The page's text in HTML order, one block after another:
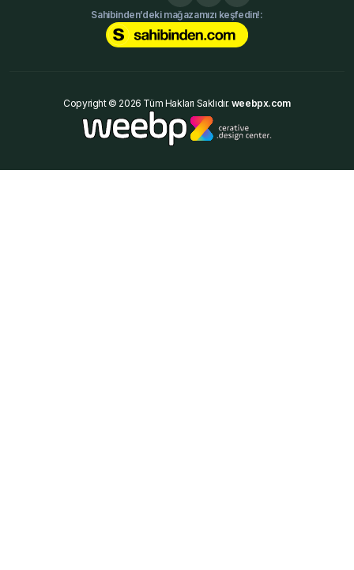
Sahibinden’deki mağazamızı keşfedin!:
Copyright © 2026 Tüm Hakları Saklıdır. weebpx.com